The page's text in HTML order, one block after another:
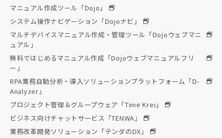
マニュアル作成ツール「Dojo」
システム操作ナビゲーション「Dojoナビ」
マルチデバイスマニュアル作成・管理ツール「Dojoウェブマニ
ュアル」
無料ではじめるマニュアル作成「Dojoウェブマニュアルフリ
ー」
RPA業務自動分析・導入ソリューションプラットフォーム「D-
Analyzer」
プロジェクト管理＆グループウェア「Time Krei」
ビジネス向けチャットサービス「TENWA」
業務改革開発ソリューション「テンダのDX」